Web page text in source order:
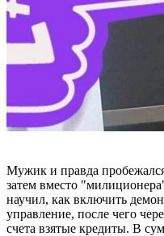
Мужик и правда
затем вместо
научил, как включить
управление, после чего
счета взятые кредиты. В